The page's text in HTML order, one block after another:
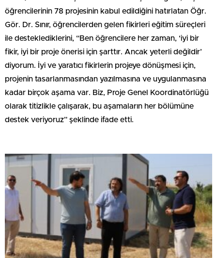
öğrencilerinin 78 projesinin kabul edildiğini hatırlatan Öğr.
Gör. Dr. Sınır, öğrencilerden gelen fikirleri eğitim süreçleri
ile desteklediklerini, “Ben öğrencilere her zaman, ‘iyi bir
fikir, iyi bir proje önerisi için şarttır. Ancak yeterli değildir’
diyorum. İyi ve yaratıcı fikirlerin projeye dönüşmesi için,
projenin tasarlanmasından yazılmasına ve uygulanmasına
kadar birçok aşama var. Biz, Proje Genel Koordinatörlüğü
olarak titizlikle çalışarak, bu aşamaların her bölümüne
destek veriyoruz” şeklinde ifade etti.